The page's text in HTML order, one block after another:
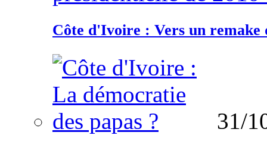
Côte d'Ivoire : Vers un remake
31/